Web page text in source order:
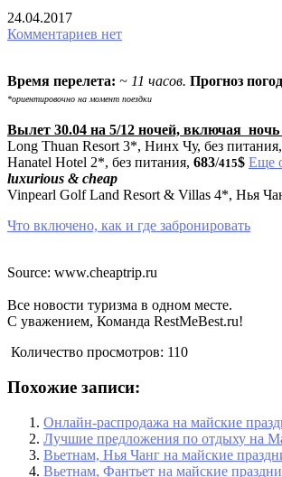
24.04.2017
Комментариев нет
Время перелета: ~ 11 часов. Прогноз
*ориентировочно на момент поездки
Вылет 30.04 на 5/12 ночей, включая
Long Thuan Resort 3*, Нинх Чу, без питания,
Hanatel Hotel 2*, без питания, 683/415$ Еще
luxurious & cheap
Vinpearl Golf Land Resort & Villas 4*, Нья
Что включено, как и где забронировать
Source: www.cheaptrip.ru
Все новости туризма в одном месте.
С уважением, Команда RestMeBest.ru!
Количество просмотров: 110
Похожие записи:
Онлайн-распродажа на майские
Лучшие предложения по отдыху на
Вьетнам, Нья Чанг на майские
Вьетнам, Фантьет на майские